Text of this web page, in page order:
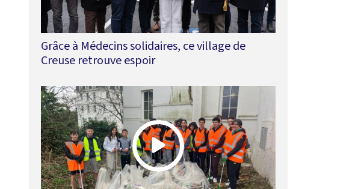
Grâce à Médecins solidaires, ce village de
Creuse retrouve espoir